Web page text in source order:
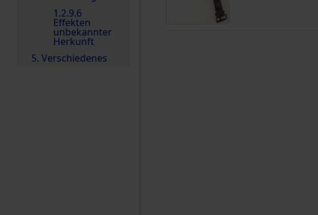
1.2.9.6
Effekten
unbekannter
Herkunft
5. Verschiedenes